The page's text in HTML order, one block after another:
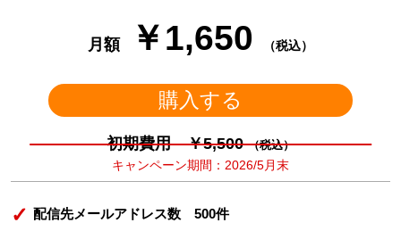
月額 ￥1,650 （税込）
購入する
初期費用 ￥5,500（税込）
キャンペーン期間：2026/5月末
配信先メールアドレス数 500件